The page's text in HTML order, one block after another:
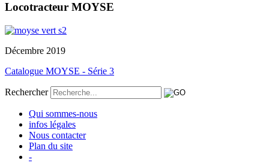
Locotracteur MOYSE
Décembre 2019
Catalogue MOYSE - Série 3
Rechercher
Qui sommes-nous
infos légales
Nous contacter
Plan du site
-